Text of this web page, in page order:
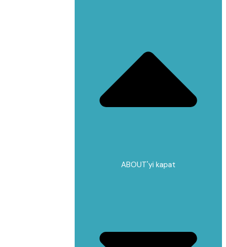
ABOUT'yi kapat